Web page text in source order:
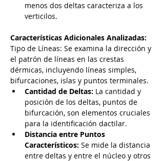
menos dos deltas caracteriza a los
verticilos.
Características Adicionales Analizadas:
Tipo de Líneas: Se examina la dirección y
el patrón de líneas en las crestas
dérmicas, incluyendo líneas simples,
bifurcaciones, islas y puntos terminales.
Cantidad de Deltas: La cantidad y
posición de los deltas, puntos de
bifurcación, son elementos cruciales
para la identificación dactilar.
Distancia entre Puntos
Característicos: Se mide la distancia
entre deltas y entre el núcleo y otros